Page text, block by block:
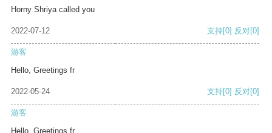
Horny Shriya called you
2022-07-12 支持[0] 反对[0]
游客
Hello, Greetings fr
2022-05-24 支持[0] 反对[0]
游客
Hello, Greetings fr